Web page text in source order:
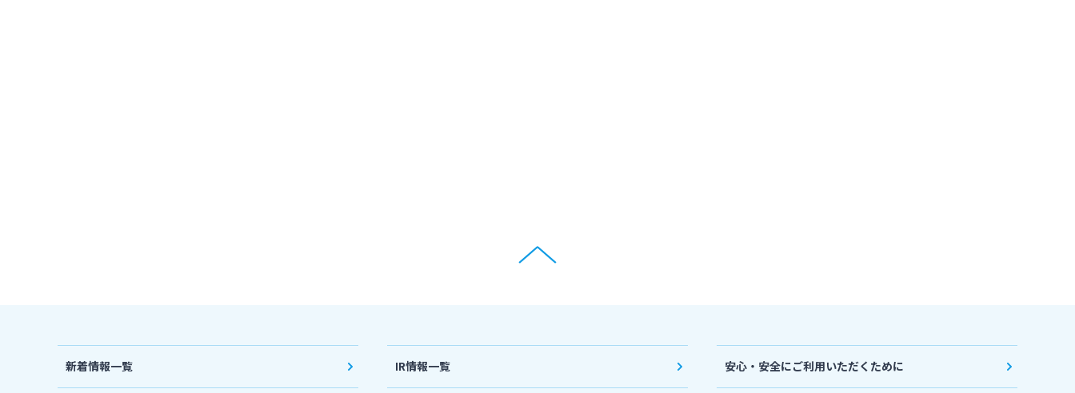
新着情報一覧 IR情報一覧 安心・安全にご利用いただくために